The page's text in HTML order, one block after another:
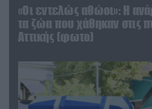
«Οι εντελώς αθώοι»: Η
τα ζώα που χάθηκαν στις
Αττικής (φωτο)